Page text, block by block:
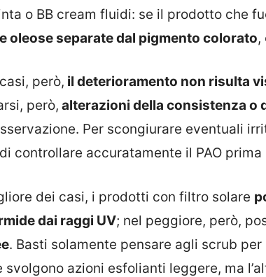
o BB cream fluidi: se il prodotto che
oleose separate dal pigmento colorato,
però, il deterioramento non risulta
però, alterazioni della consistenza o
Per scongiurare eventuali
controllare accuratamente il PAO prima
dei casi, i prodotti con filtro solare
dai raggi UV; nel peggiore, però,
. Basti solamente pensare agli scrub
svolgono azioni esfolianti leggere, ma